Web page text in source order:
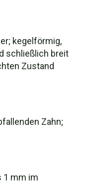
kegelförmig,
schließlich breit
Zustand
Zahn;
1 mm im